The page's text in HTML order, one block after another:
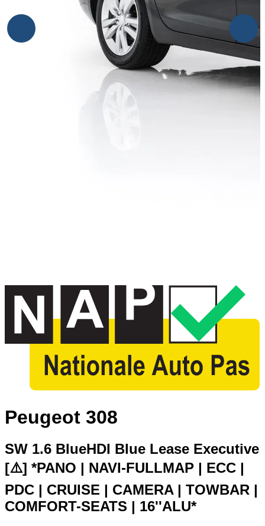
Peugeot 308
SW 1.6 BlueHDI Blue Lease Executive
[⚠️] *PANO | NAVI-FULLMAP | ECC |
PDC | CRUISE | CAMERA | TOWBAR |
COMFORT-SEATS | 16''ALU*